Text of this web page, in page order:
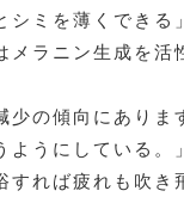
シミを薄くでき
メラニン生成を
少の傾向にあり
ようにしている
すれば疲れも吹き